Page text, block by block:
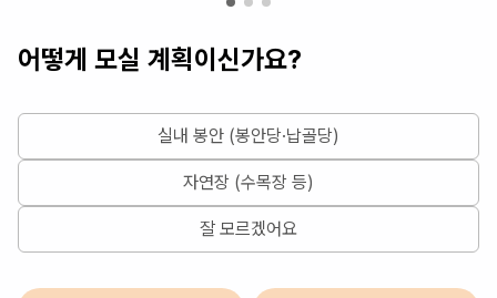
어떻게 모실 계획이신가요?
실내 봉안 (봉안당·납골당)
자연장 (수목장 등)
잘 모르겠어요